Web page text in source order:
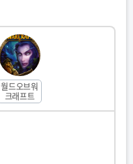
월드오브워
크래프트